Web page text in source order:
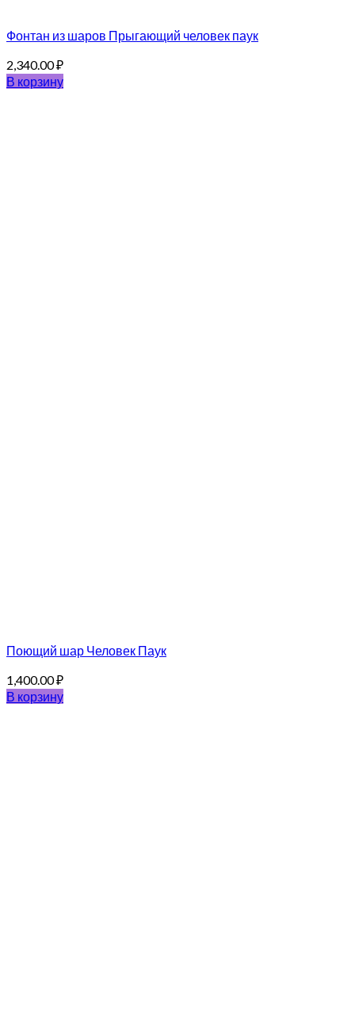
Фонтан из шаров Прыгающий человек паук
2,340.00₽
В корзину
Поющий шар Человек Паук
1,400.00₽
В корзину